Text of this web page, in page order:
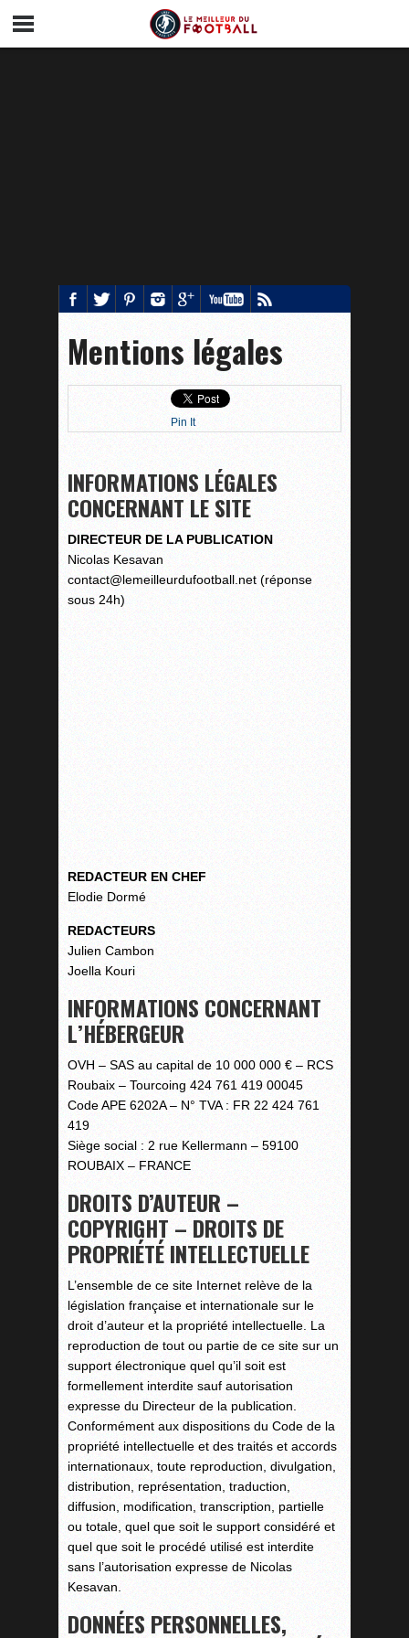
Mentions légales
Pin It
INFORMATIONS LÉGALES
CONCERNANT LE SITE
DIRECTEUR DE LA PUBLICATION
Nicolas Kesavan
contact@lemeilleurdufootball.net (réponse
sous 24h)
REDACTEUR EN CHEF
Elodie Dormé
REDACTEURS
Julien Cambon
Joella Kouri
INFORMATIONS CONCERNANT
L’HÉBERGEUR
OVH – SAS au capital de 10 000 000 € – RCS
Roubaix – Tourcoing 424 761 419 00045
Code APE 6202A – N° TVA : FR 22 424 761
419
Siège social : 2 rue Kellermann – 59100
ROUBAIX – FRANCE
DROITS D’AUTEUR –
COPYRIGHT – DROITS DE
PROPRIÉTÉ INTELLECTUELLE
L’ensemble de ce site Internet relève de la
législation française et internationale sur le
droit d’auteur et la propriété intellectuelle. La
reproduction de tout ou partie de ce site sur un
support électronique quel qu’il soit est
formellement interdite sauf autorisation
expresse du Directeur de la publication.
Conformément aux dispositions du Code de la
propriété intellectuelle et des traités et accords
internationaux, toute reproduction, divulgation,
distribution, représentation, traduction,
diffusion, modification, transcription, partielle
ou totale, quel que soit le support considéré et
quel que soit le procédé utilisé est interdite
sans l’autorisation expresse de Nicolas
Kesavan.
DONNÉES PERSONNELLES,